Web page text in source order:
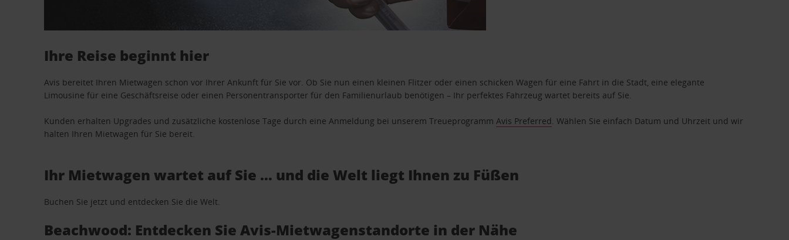
Ihre Reise beginnt hier
Avis bereitet Ihren Mietwagen schon vor Ihrer Ankunft für Sie vor. Ob Sie nun einen kleinen Flitzer oder einen schicken Wagen für eine Fahrt in die Stadt, eine elegante
Limousine für eine Geschäftsreise oder einen Personentransporter für den Familienurlaub benötigen – Ihr perfektes Fahrzeug wartet bereits auf Sie.
Kunden erhalten Upgrades und zusätzliche kostenlose Tage durch eine Anmeldung bei unserem TreueprogrammAvis Preferred. Wählen Sie einfach Datum und Uhrzeit und wir
halten Ihren Mietwagen für Sie bereit.
Ihr Mietwagen wartet auf Sie … und die Welt liegt Ihnen zu Füßen
Buchen Sie jetzt und entdecken Sie die Welt.
Beachwood: Entdecken Sie Avis-Mietwagenstandorte in der Nähe